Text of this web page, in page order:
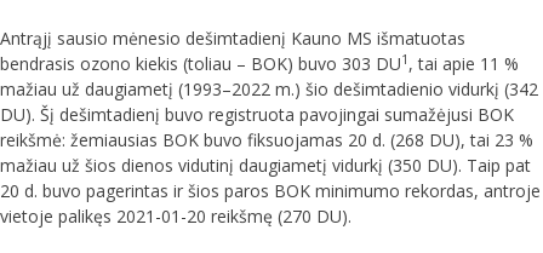
Antrąjį sausio mėnesio dešimtadienį Kauno MS išmatuotas
bendrasis ozono kiekis (toliau – BOK) buvo 303 DU1 , tai apie 11 %
mažiau už daugiametį (1993–2022 m.) šio dešimtadienio vidurkį (342
DU). Šį dešimtadienį buvo registruota pavojingai sumažėjusi BOK
reikšmė: žemiausias BOK buvo fiksuojamas 20 d. (268 DU), tai 23 %
mažiau už šios dienos vidutinį daugiametį vidurkį (350 DU). Taip pat
20 d. buvo pagerintas ir šios paros BOK minimumo rekordas, antroje
vietoje palikęs 2021-01-20 reikšmę (270 DU).